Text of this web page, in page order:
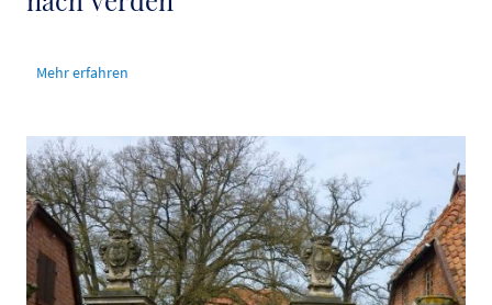
Mehr erfahren